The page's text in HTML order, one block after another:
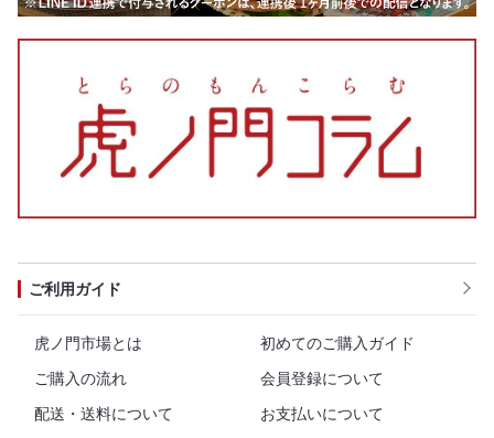
ご利用ガイド
虎ノ門市場とは
初めてのご購入ガイド
ご購入の流れ
会員登録について
配送・送料について
お支払いについて